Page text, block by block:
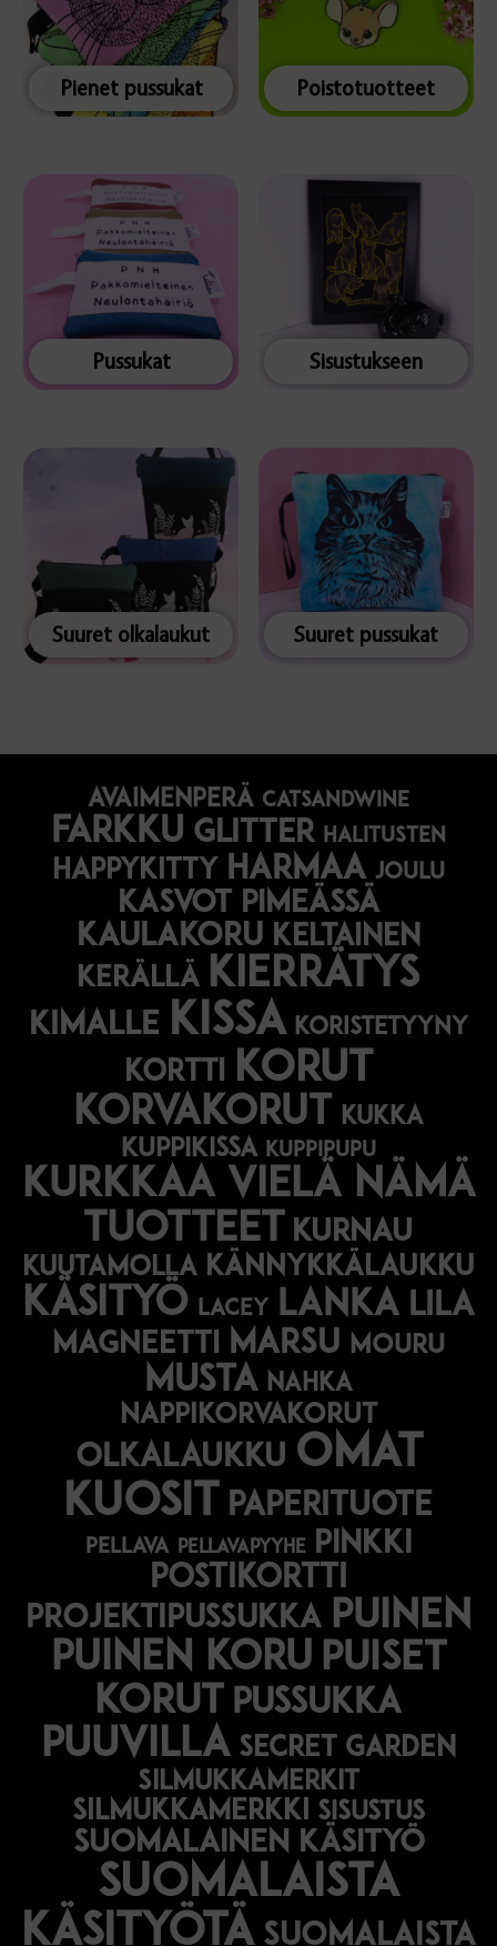
Pienet pussukat Poistotuotteet
Pussukat Sisustukseen
Suuret olkalaukut Suuret pussukat
avaimenperä catsandwine
farkku glitter halitusten
happykitty harmaa joulu
Kasvot pimeässä
kaulakoru keltainen
kerällä kierrätys
kimalle kissa koristetyyny
kortti korut
korvakorut
kukka
kuppikissa kuppipupu
Kurkkaa vielä nämä
tuotteet kurnau
kuutamolla kännykkälaukku
käsityö lacey lanka lila
magneetti marsu mouru
musta nahka
nappikorvakorut
olkalaukku omat
kuosit
paperituote
pellava pellavapyyhe pinkki
postikortti
projektipussukka puinen
puinen koru puiset
korut pussukka
puuvilla secret garden
silmukkamerkit
silmukkamerkki sisustus
suomalainen käsityö
suomalaista
käsityötä suomalaista